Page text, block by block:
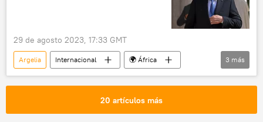
29 de agosto 2023, 17:33 GMT
Argelia Internacional
🌍 África
Níger
política
3 más
20 artículos más